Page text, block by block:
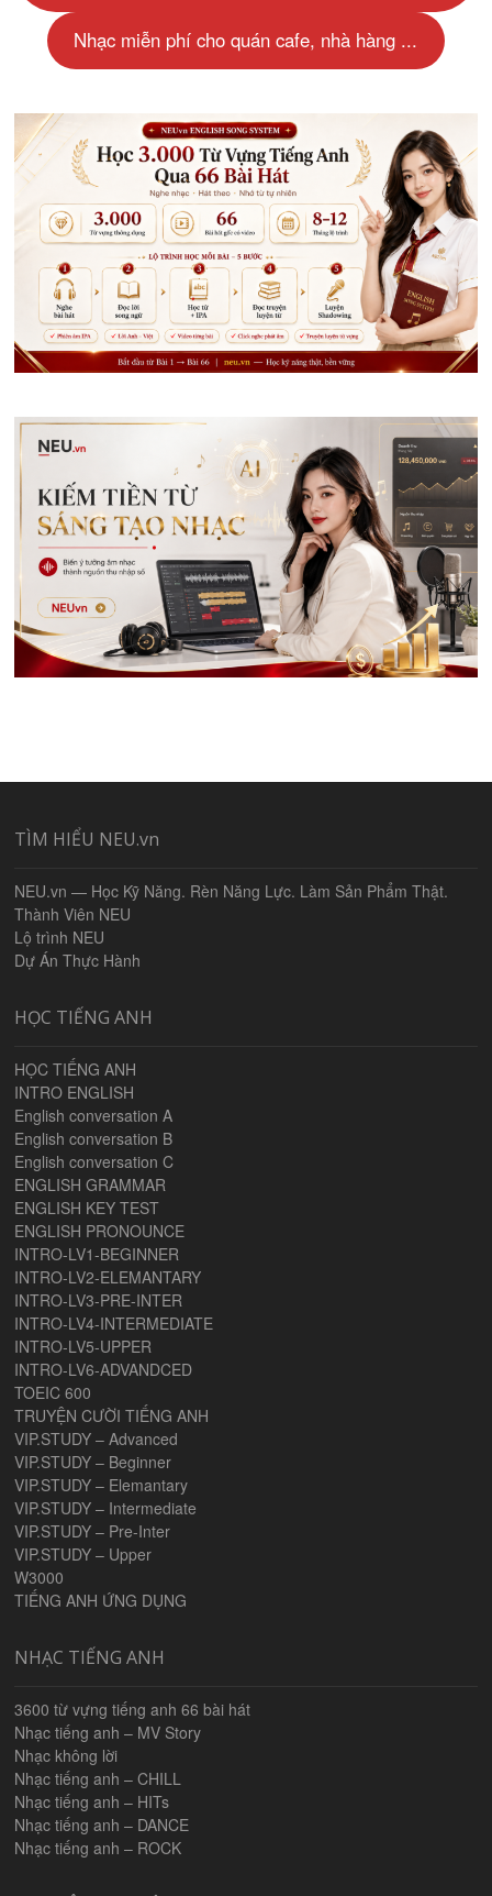
Nhạc miễn phí cho quán cafe, nhà hàng ...
TÌM HIỂU NEU.vn
NEU.vn — Học Kỹ Năng. Rèn Năng Lực. Làm Sản Phẩm Thật.
Thành Viên NEU
Lộ trình NEU
Dự Án Thực Hành
HỌC TIẾNG ANH
HỌC TIẾNG ANH
INTRO ENGLISH
English conversation A
English conversation B
English conversation C
ENGLISH GRAMMAR
ENGLISH KEY TEST
ENGLISH PRONOUNCE
INTRO-LV1-BEGINNER
INTRO-LV2-ELEMANTARY
INTRO-LV3-PRE-INTER
INTRO-LV4-INTERMEDIATE
INTRO-LV5-UPPER
INTRO-LV6-ADVANDCED
TOEIC 600
TRUYỆN CƯỜI TIẾNG ANH
VIP.STUDY – Advanced
VIP.STUDY – Beginner
VIP.STUDY – Elemantary
VIP.STUDY – Intermediate
VIP.STUDY – Pre-Inter
VIP.STUDY – Upper
W3000
TIẾNG ANH ỨNG DỤNG
NHẠC TIẾNG ANH
3600 từ vựng tiếng anh 66 bài hát
Nhạc tiếng anh – MV Story
Nhạc không lời
Nhạc tiếng anh – CHILL
Nhạc tiếng anh – HITs
Nhạc tiếng anh – DANCE
Nhạc tiếng anh – ROCK